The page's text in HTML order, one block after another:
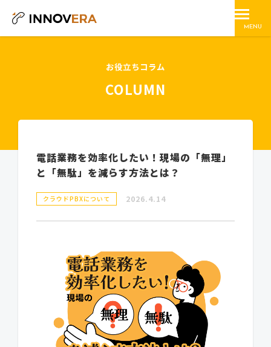
MENU
お役立ちコラム
COLUMN
電話業務を効率化したい！現場の「無理」
と「無駄」を減らす方法とは？
クラウドPBXについて 2026.4.14